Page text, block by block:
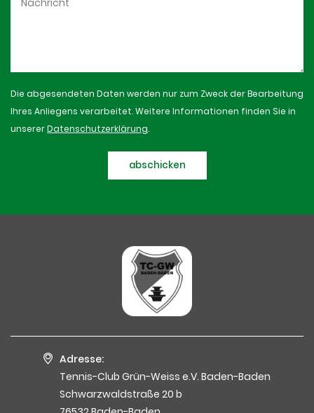
Die abgesendeten Daten werden nur zum Zweck der Bearbeitung
Ihres Anliegens verarbeitet. Weitere Informationen finden Sie in
unsererDatenschutzerklärung.
abschicken
Adresse:
Tennis-Club Grün-Weiss e.V. Baden-Baden
Schwarzwaldstraße 20 b